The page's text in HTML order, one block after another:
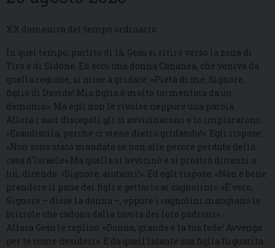
XX domenica del tempo ordinario
In quel tempo, partito di là, Gesù si ritirò verso la zona di
Tiro e di Sidone. Ed ecco una donna Cananea, che veniva da
quella regione, si mise a gridare: «Pietà di me, Signore,
figlio di Davide! Mia figlia è molto tormentata da un
demonio». Ma egli non le rivolse neppure una parola.
Allora i suoi discepoli gli si avvicinarono e lo implorarono:
«Esaudiscila, perché ci viene dietro gridando!». Egli rispose:
«Non sono stato mandato se non alle pecore perdute della
casa d’Israele».Ma quella si avvicinò e si prostrò dinanzi a
lui, dicendo: «Signore, aiutami!». Ed egli rispose: «Non è bene
prendere il pane dei figli e gettarlo ai cagnolini». «È vero,
Signore – disse la donna –, eppure i cagnolini mangiano le
briciole che cadono dalla tavola dei loro padroni».
Allora Gesù le replicò: «Donna, grande è la tua fede! Avvenga
per te come desideri». E da quell’istante sua figlia fu guarita